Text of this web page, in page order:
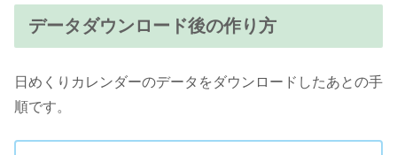
データダウンロード後の作り方
日めくりカレンダーのデータをダウンロードしたあとの手
順です。